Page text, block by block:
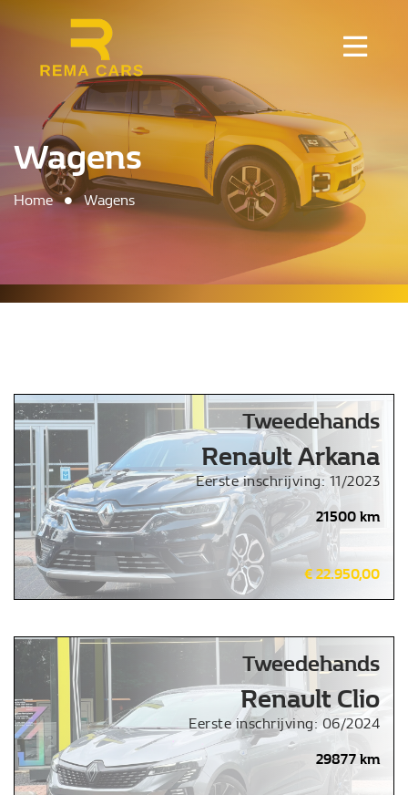
Wagens
Home Wagens
Tweedehands
Renault Arkana
Eerste inschrijving: 11/2023
21500 km
€ 22.950,00
Tweedehands
Renault Clio
Eerste inschrijving: 06/2024
29877 km